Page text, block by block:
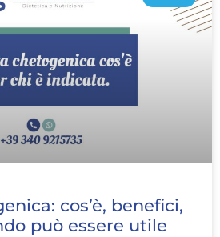
cos’è, benefici,
può essere utile